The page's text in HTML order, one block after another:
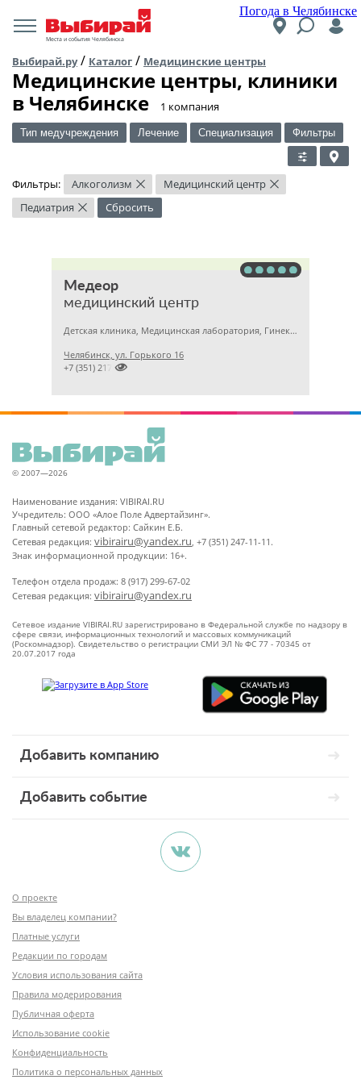
Погода в Челябинске
Места и события Челябинска
Выбирай.ру/ Каталог / Медицинские центры
Медицинские центры, клиники
в Челябинске
​1 компания
Тип медучреждения Лечение Специализация Фильтры
Фильтры: Алкоголизм × Медицинский центр ×
Педиатрия × Сбросить
Медеор
медицинский центр
Детская клиника, Медицинская лаборатория, Гинекология
Челябинск, ул. Горького 16

+7 (351) 2172376
© 2007—2026
Наименование издания: VIBIRAI.RU
Учредитель: ООО «Алое Поле Адвертайзинг».
Главный сетевой редактор: Сайкин Е.Б.
Сетевая редакция: vibirairu@yandex.ru, +7 (351) 247-11-11.
Знак информационной продукции: 16+.
Телефон отдела продаж: 8 (917) 299-67-02
Сетевая редакция: vibirairu@yandex.ru
Сетевое издание VIBIRAI.RU зарегистрировано в Федеральной службе по надзору в
сфере связи, информационных технологий и массовых коммуникаций
(Роскомнадзор). Свидетельство о регистрации СМИ ЭЛ № ФС 77 - 70345 от
20.07.2017 года
Добавить компанию
Добавить событие
О проекте
Вы владелец компании?
Платные услуги
Редакции по городам
Условия использования сайта
Правила модерирования
Публичная оферта
Использование cookie
Конфиденциальность
Политика о персональных данных